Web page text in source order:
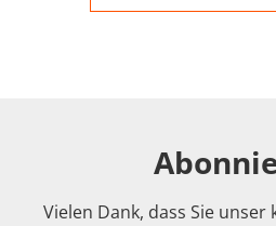
Vielen Dank, dass Sie